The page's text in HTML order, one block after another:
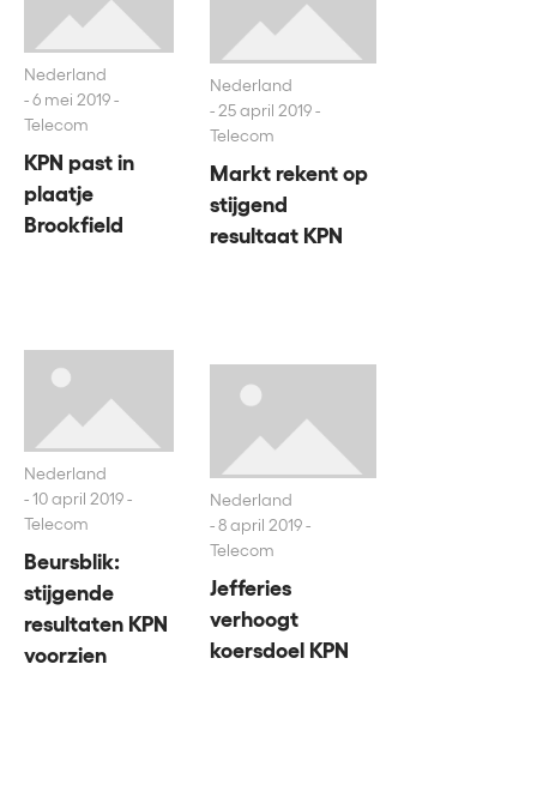
Nederland
6 mei 2019 -
Telecom
KPN past in
plaatje
Brookfield
Nederland
25 april 2019 -
Telecom
Markt rekent op
stijgend
resultaat KPN
Nederland
10 april 2019 -
Telecom
Beursblik:
stijgende
resultaten KPN
voorzien
Nederland
8 april 2019 -
Telecom
Jefferies
verhoogt
koersdoel KPN